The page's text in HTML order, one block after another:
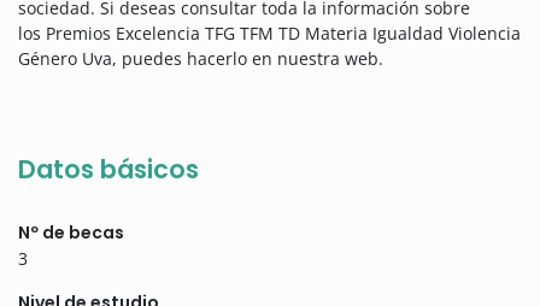
sociedad. Si deseas consultar toda la información sobre
los Premios Excelencia TFG TFM TD Materia Igualdad Violencia
Género Uva, puedes hacerlo en nuestra web.
Datos básicos
Nº de becas
3